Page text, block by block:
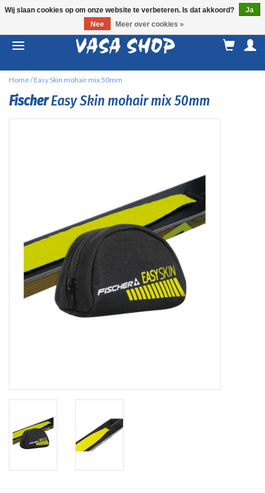
Home/Easy Skin mohair mix 50mm
FischerEasy Skin mohair mix 50mm
Wij slaan cookies op om onze website te verbeteren. Is dat akkoord?
Ja
Nee
Meer over cookies »